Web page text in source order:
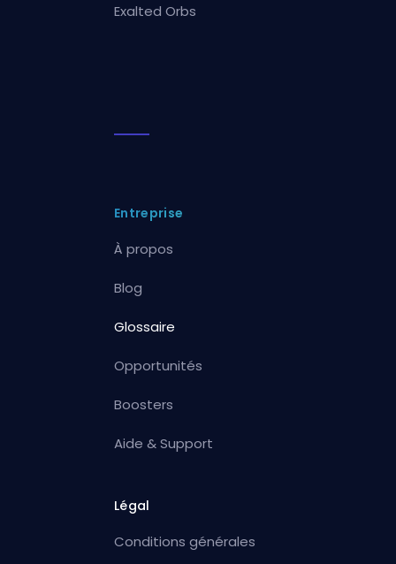
Exalted Orbs
Entreprise
À propos
Blog
Glossaire
Opportunités
Boosters
Aide & Support
Légal
Conditions générales